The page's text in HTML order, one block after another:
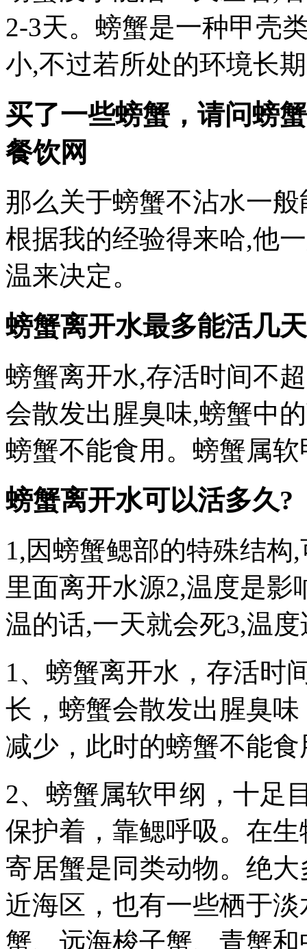
2-3天。螃蟹是一种甲壳
小,不过若所处的环境长
买了一些螃蟹，请问螃
餐饮网
那么关于螃蟹不沾水一
根据我的经验得来哈,他
温来决定。
螃蟹离开水最多能活几
螃蟹离开水,存活时间不
会散发出腥臭味,螃蟹中
螃蟹不能食用。螃蟹属
螃蟹离开水可以活多久?
1,因螃蟹鳃部的特殊结
里面离开水源2,温度是
温的话,一天就会死3,温
1、螃蟹离开水，存活时
长，螃蟹会散发出腥臭
减少，此时的螃蟹不能食
2、螃蟹属软甲纲，十足
保护着，靠鳃呼吸。在
寄居蟹是同类动物。绝
近海区，也有一些栖于
蟹、远海梭子蟹、青蟹